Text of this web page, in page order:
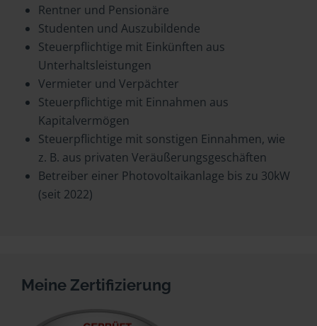
Rentner und Pensionäre
Studenten und Auszubildende
Steuerpflichtige mit Einkünften aus
Unterhaltsleistungen
Vermieter und Verpächter
Steuerpflichtige mit Einnahmen aus
Kapitalvermögen
Steuerpflichtige mit sonstigen Einnahmen, wie
z. B. aus privaten Veräußerungsgeschäften
Betreiber einer Photovoltaikanlage bis zu 30kW
(seit 2022)
Meine Zertifizierung